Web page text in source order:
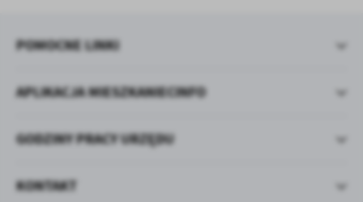
POMOCNE LINKI
APLIKACJA MIESZKANIECINFO
GODZINY PRACY URZĘDU
KONTAKT